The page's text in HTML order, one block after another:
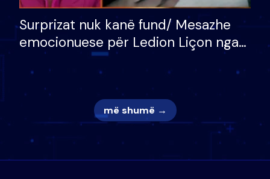
Surprizat nuk kanë fund/ Mesazhe
emocionuese për Ledion Liçon nga
nëna dhe fëmijët e tij, moderatori
nuk i mban dot lotët: Nuk meritoj…
më shumë →